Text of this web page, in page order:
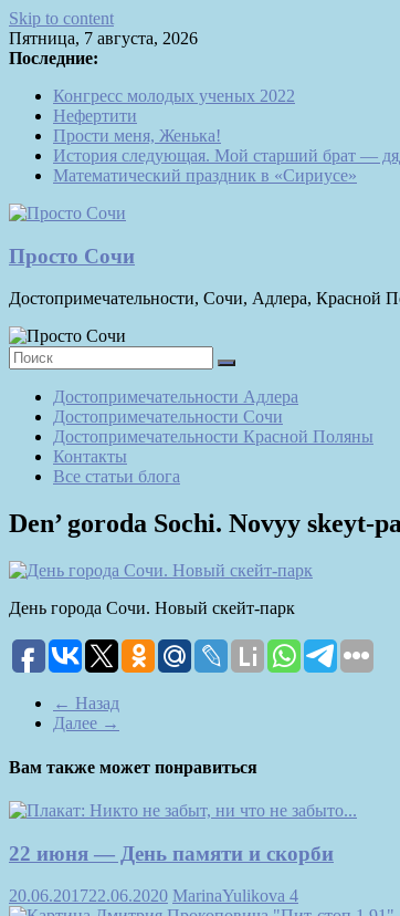
Skip to content
Пятница, 7 августа, 2026
Последние:
Конгресс молодых ученых 2022
Нефертити
Прости меня, Женька!
История следующая. Мой старший брат —
Математический праздник в «Сириусе»
Просто Сочи
Достопримечательности, Сочи, Адлера, Красной
Достопримечательности Адлера
Достопримечательности Сочи
Достопримечательности Красной Поляны
Контакты
Все статьи блога
Den’ goroda Sochi. Novyy skeyt-
День города Сочи. Новый скейт-парк
← Назад
Далее →
Вам также может понравиться
22 июня — День памяти и скорби
20.06.201722.06.2020 MarinaYulikova 4